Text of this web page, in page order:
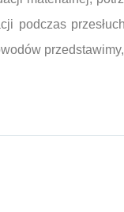
podczas